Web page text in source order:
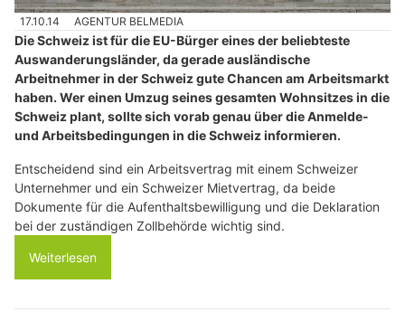
17.10.14 AGENTUR BELMEDIA
Die Schweiz ist für die EU-Bürger eines der beliebteste
Auswanderungsländer, da gerade ausländische
Arbeitnehmer in der Schweiz gute Chancen am Arbeitsmarkt
haben. Wer einen Umzug seines gesamten Wohnsitzes in die
Schweiz plant, sollte sich vorab genau über die Anmelde-
und Arbeitsbedingungen in die Schweiz informieren.
Entscheidend sind ein Arbeitsvertrag mit einem Schweizer
Unternehmer und ein Schweizer Mietvertrag, da beide
Dokumente für die Aufenthaltsbewilligung und die Deklaration
bei der zuständigen Zollbehörde wichtig sind.
Weiterlesen